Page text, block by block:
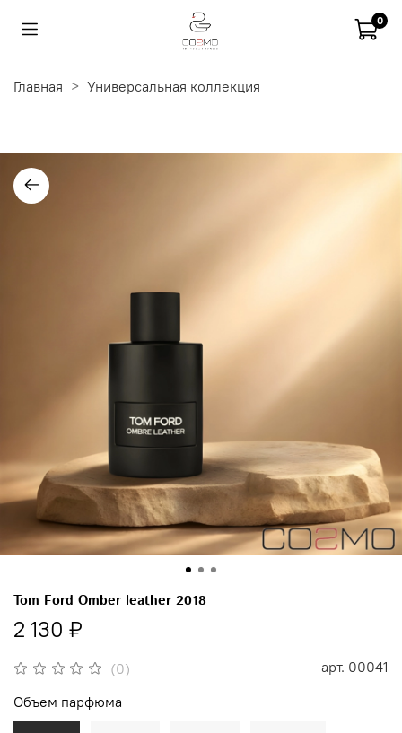
0
Главная Универсальная коллекция
(0) арт. 00041
Tom Ford Omber leather 2018
2 130 ₽
Объем парфюма